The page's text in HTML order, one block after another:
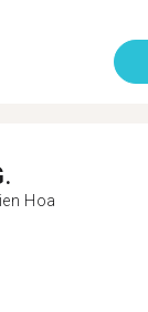
Hoa